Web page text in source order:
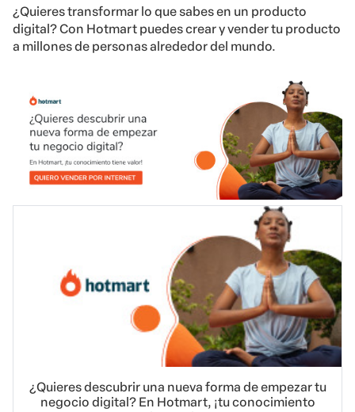
¿Quieres transformar lo que sabes en un producto
digital? Con Hotmart puedes crear y vender tu producto
a millones de personas alrededor del mundo.
¿Quieres descubrir una nueva forma de empezar tu
negocio digital? En Hotmart, ¡tu conocimiento